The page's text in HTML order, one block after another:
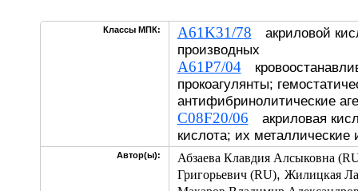
Классы МПК: A61K31/78 акриловой
производных
A61P7/04
прокоагулянты;
антифибринолитические
C08F20/06 акриловая
кислота; их
Автор(ы):
Абзаева Клавдия Алсыковна
Григорьевич (RU), Жилицкая